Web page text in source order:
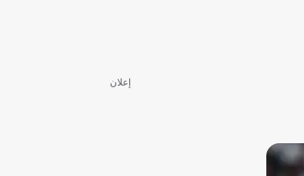
إعلان